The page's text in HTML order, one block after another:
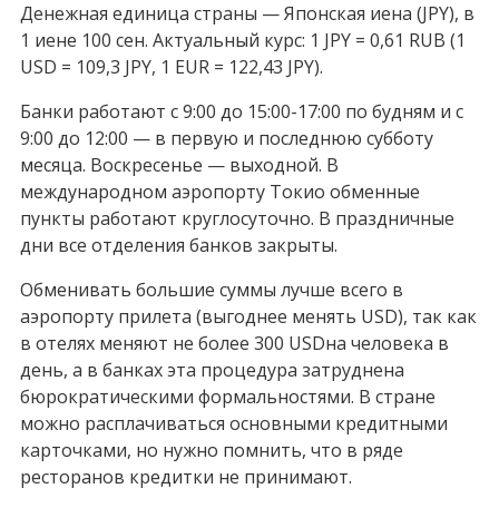
Денежная единица страны — Японская иена (JPY), в
1 иене 100 сен. Актуальный курс: 1 JPY = 0,61 RUB (1
USD = 109,3 JPY, 1 EUR = 122,43 JPY).
Банки работают с 9:00 до 15:00-17:00 по будням и с
9:00 до 12:00 — в первую и последнюю субботу
месяца. Воскресенье — выходной. В
международном аэропорту Токио обменные
пункты работают круглосуточно. В праздничные
дни все отделения банков закрыты.
Обменивать большие суммы лучше всего в
аэропорту прилета (выгоднее менять USD), так как
в отелях меняют не более 300 USDна человека в
день, а в банках эта процедура затруднена
бюрократическими формальностями. В стране
можно расплачиваться основными кредитными
карточками, но нужно помнить, что в ряде
ресторанов кредитки не принимают.